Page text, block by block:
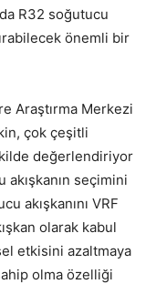
R32 soğutucu
önemli bir
Araştırma Merkezi
çok çeşitli
değerlendiriyor
seçimini
akışkanını VRF
olarak kabul
etkisini azaltmaya
olma özelliği